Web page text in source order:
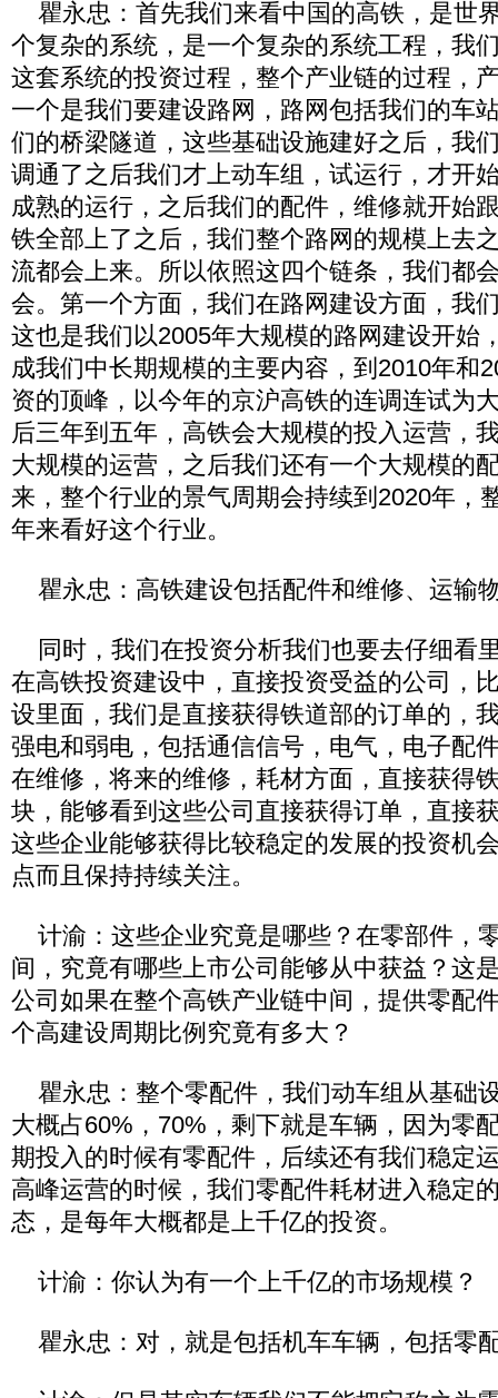
瞿永忠：首先我们来看中国的高铁，是世
个复杂的系统，是一个复杂的系统工程，我
这套系统的投资过程，整个产业链的过程，
一个是我们要建设路网，路网包括我们的车
们的桥梁隧道，这些基础设施建好之后，我
调通了之后我们才上动车组，试运行，才开
成熟的运行，之后我们的配件，维修就开始
铁全部上了之后，我们整个路网的规模上去
流都会上来。所以依照这四个链条，我们都
会。第一个方面，我们在路网建设方面，我
这也是我们以2005年大规模的路网建设开始
成我们中长期规模的主要内容，到2010年和
资的顶峰，以今年的京沪高铁的连调连试为
后三年到五年，高铁会大规模的投入运营，
大规模的运营，之后我们还有一个大规模的
来，整个行业的景气周期会持续到2020年，
年来看好这个行业。
瞿永忠：高铁建设包括配件和维修、运输
同时，我们在投资分析我们也要去仔细看
在高铁投资建设中，直接投资受益的公司，
设里面，我们是直接获得铁道部的订单的，
强电和弱电，包括通信信号，电气，电子配
在维修，将来的维修，耗材方面，直接获得
块，能够看到这些公司直接获得订单，直接
这些企业能够获得比较稳定的发展的投资机
点而且保持持续关注。
计渝：这些企业究竟是哪些？在零部件，
间，究竟有哪些上市公司能够从中获益？这
公司如果在整个高铁产业链中间，提供零配
个高建设周期比例究竟有多大？
瞿永忠：整个零配件，我们动车组从基础
大概占60%，70%，剩下就是车辆，因为零
期投入的时候有零配件，后续还有我们稳定
高峰运营的时候，我们零配件耗材进入稳定
态，是每年大概都是上千亿的投资。
计渝：你认为有一个上千亿的市场规模？
瞿永忠：对，就是包括机车车辆，包括零